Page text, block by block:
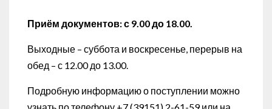
Приём документов: с 9.00 до 18.00.
Выходные – суббота и воскресенье, перерыв на
обед – с 12.00 до 13.00.
Подробную информацию о поступлении можно